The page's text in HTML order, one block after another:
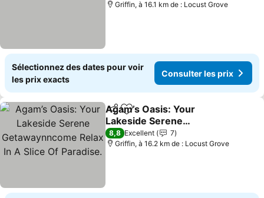
Griffin, à 16.1 km de : Locust Grove
Sélectionnez des dates pour voir
les prix exacts
Consulter les prix
PartagerAjouter à mes favoris
Agam’s Oasis: Your
Lakeside Serene
Getawaynncome Relax In
A Slice Of Paradise.
8,8 Excellent
7
Griffin, à 16.2 km de : Locust Grove